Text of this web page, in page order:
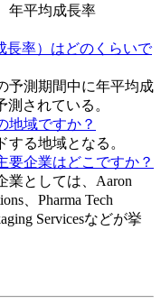
年平均成長率
長率）はどのくらいで
予測期間中に年平均成
されている。
地域ですか？
する地域となる。
要企業はどこですか？
業としては、Aaron
、Pharma Tech
Servicesなどが挙